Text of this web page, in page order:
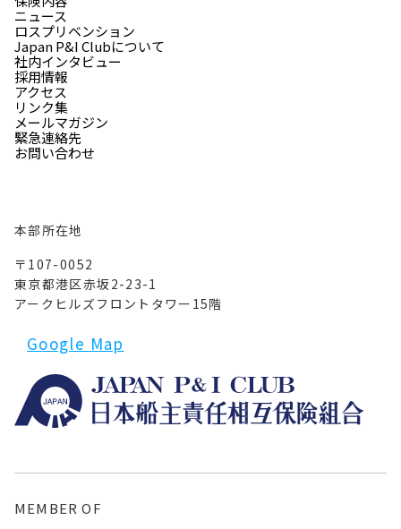
本部所在地
〒107-0052
東京都港区赤坂2-23-1
アークヒルズフロントタワー15階
Google Map
社内インタビュー
緊急連絡先
ニュース
採用情報
リンク集
ロスプリベンション
アクセス
メールマガジン
Japan P&I Clubについて
お問い合わせ
MEMBER OF